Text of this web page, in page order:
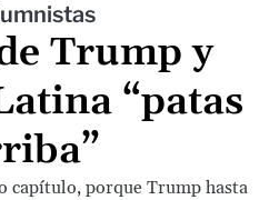
Trump y
“patas
capítulo, porque Trump hasta